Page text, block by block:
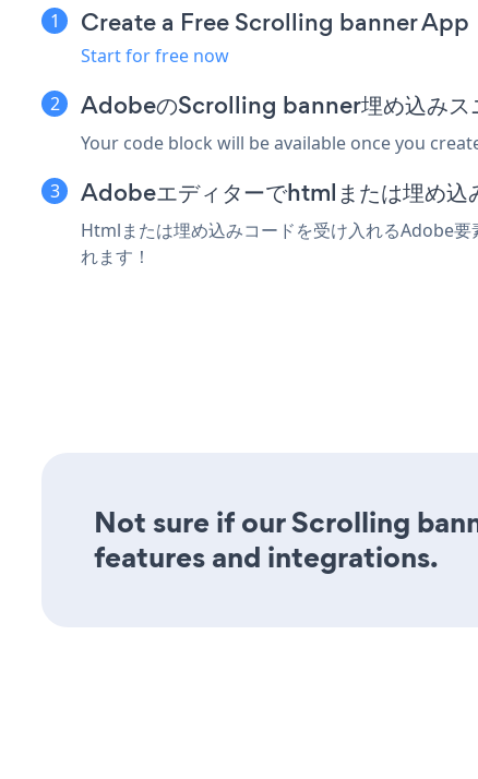
Create a Free Scrolling banner App
Start for free now
AdobeのScrolling banner埋め込みス
Your code block will be available once you
Adobeエディターでhtmlまたは埋め込
Htmlまたは埋め込みコードを受け入れるAdobe
れます！
Not sure if our Scrolling
features and integrations.